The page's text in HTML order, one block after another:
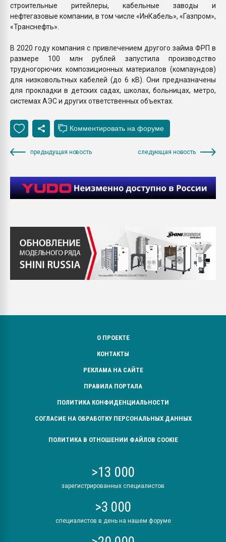
строительные ритейлеры, кабельные заводы и
нефтегазовые компании, в том числе «ИнКабель», «Газпром»,
«Транснефть».
В 2020 году компания с привлечением другого займа ФРП в
размере 100 млн рублей запустила производство
трудногорючих композиционных материалов (компаундов)
для низковольтных кабелей (до 6 кВ). Они предназначены
для прокладки в детских садах, школах, больницах, метро,
системах АЭС и других ответственных объектах.
предыдущая новость следующая новость
О ПРОЕКТЕ
КОНТАКТЫ
РЕКЛАМА НА САЙТЕ
ПРАВИЛА ПОРТАЛА
ПОЛИТИКА КОНФИДЕНЦИАЛЬНОСТИ
СОГЛАСИЕ НА ОБРАБОТКУ ПЕРСОНАЛЬНЫХ ДАННЫХ
ПОЛИТИКА В ОТНОШЕНИИ ФАЙЛОВ COOKIE
>13 000
зарегистрированных специалистов
>3 000
специалистов в день на нашем форуме